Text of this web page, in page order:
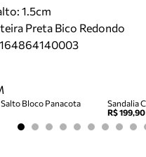
1.5cm
Preta Bico Redondo
Bloco Panacota
R$ 199,90